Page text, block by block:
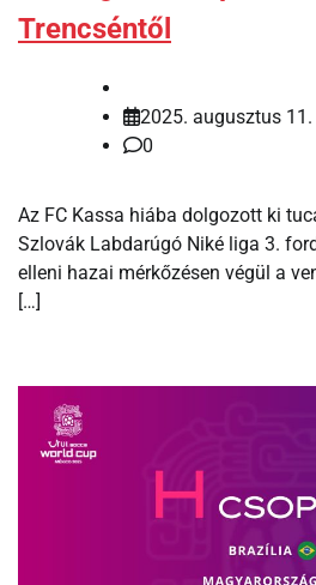
Trencséntől
2025. augusztus 11.
0
Az FC Kassa hiába dolgozott ki
Szlovák Labdarúgó Niké liga 3.
elleni hazai mérkőzésen végül a
[…]